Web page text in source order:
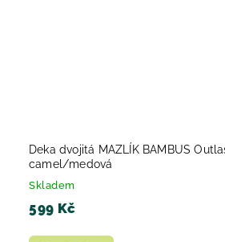
Deka dvojitá MAZLÍK BAMBUS
camel/medová
Skladem
599 Kč